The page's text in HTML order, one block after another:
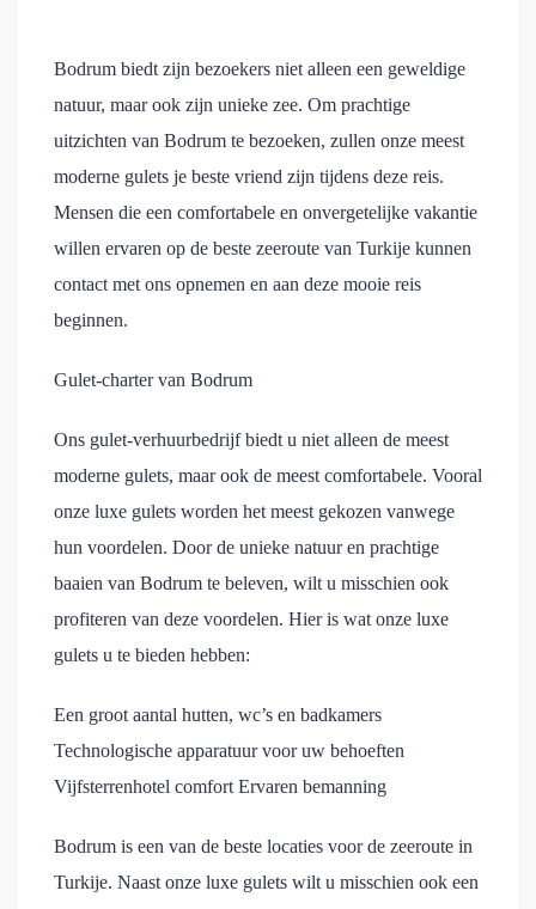
Bodrum biedt zijn bezoekers niet alleen een geweldige
natuur, maar ook zijn unieke zee. Om prachtige
uitzichten van Bodrum te bezoeken, zullen onze meest
moderne gulets je beste vriend zijn tijdens deze reis.
Mensen die een comfortabele en onvergetelijke vakantie
willen ervaren op de beste zeeroute van Turkije kunnen
contact met ons opnemen en aan deze mooie reis
beginnen.
Gulet-charter van Bodrum
Ons gulet-verhuurbedrijf biedt u niet alleen de meest
moderne gulets, maar ook de meest comfortabele. Vooral
onze luxe gulets worden het meest gekozen vanwege
hun voordelen. Door de unieke natuur en prachtige
baaien van Bodrum te beleven, wilt u misschien ook
profiteren van deze voordelen. Hier is wat onze luxe
gulets u te bieden hebben:
Een groot aantal hutten, wc’s en badkamers
Technologische apparatuur voor uw behoeften
Vijfsterrenhotel comfort Ervaren bemanning
Bodrum is een van de beste locaties voor de zeeroute in
Turkije. Naast onze luxe gulets wilt u misschien ook een